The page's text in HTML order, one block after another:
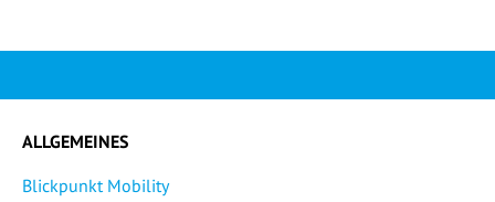
ALLGEMEINES
Blickpunkt Mobility